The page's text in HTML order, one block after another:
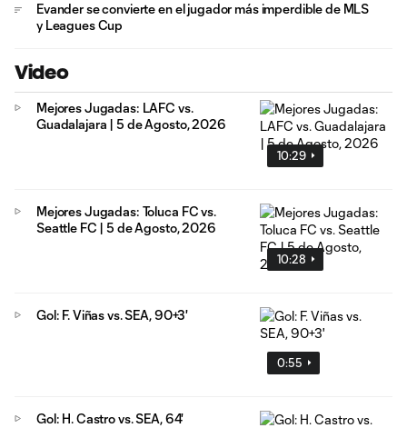
Evander se convierte en el jugador más imperdible de MLS
y Leagues Cup
Video
10:29
Mejores Jugadas: LAFC vs.
Guadalajara | 5 de Agosto, 2026
10:28
Mejores Jugadas: Toluca FC vs.
Seattle FC | 5 de Agosto, 2026
0:55
Gol: F. Viñas vs. SEA, 90+3'
Gol: H. Castro vs. SEA, 64'